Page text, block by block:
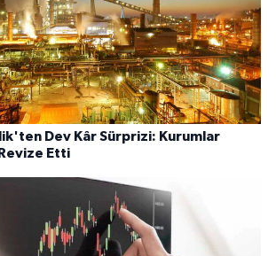
Dev Kâr Sürprizi: Kurumlar
Etti